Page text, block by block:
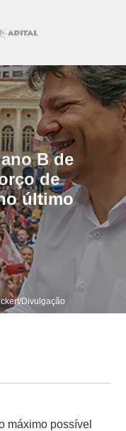
B de
de
último
Divulgação
máximo possível